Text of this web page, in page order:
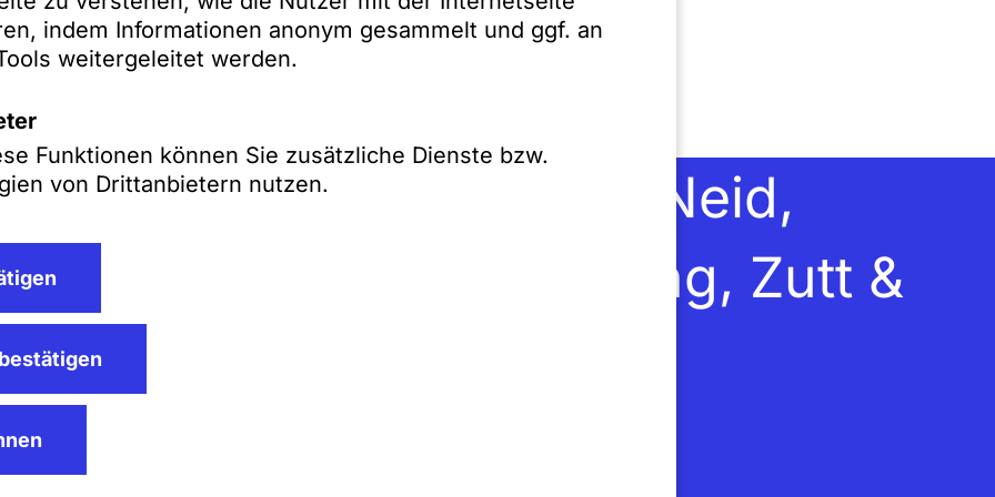
indem Informationen anonym gesammelt und ggf. an
weitergeleitet werden.
Funktionen können Sie zusätzliche Dienste bzw.
von Drittanbietern nutzen.auch mit etwas Neid,
Szene von SZA Schilling, Zutt &